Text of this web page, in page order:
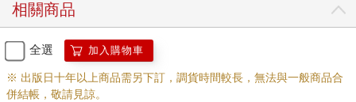
相關商品
全選 加入購物車
※ 出版日十年以上商品需另下訂，調貨時間較長，無法與一般商品合
併結帳，敬請見諒。